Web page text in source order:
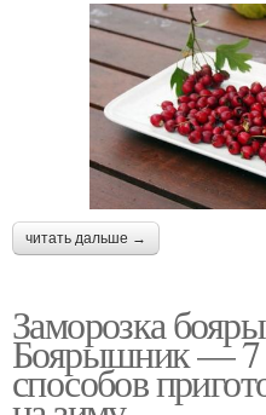
читать дальше →
Заморозка
Боярышник — 7
способов